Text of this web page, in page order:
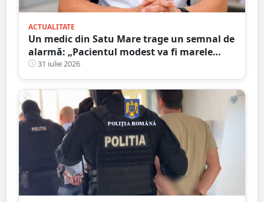
ACTUALITATE
Un medic din Satu Mare trage un semnal de
alarmă: „Pacientul modest va fi marele
perdant”
31 iulie 2026